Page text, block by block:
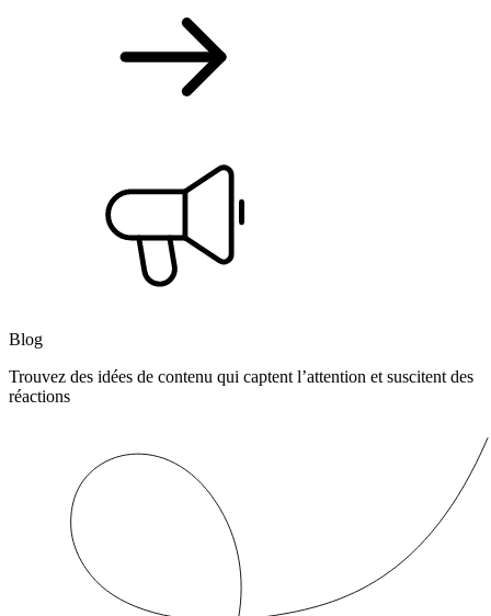
Blog
Trouvez des idées de contenu qui captent l’attention et suscitent des
réactions